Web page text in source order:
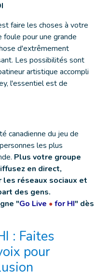
faire les choses à votre
pour une grande
d'extrêmement
Les possibilités sont
artistique accompli
l'essentiel est de
canadienne du jeu de
les plus
Plus votre groupe
en direct,
les réseaux sociaux et
des gens.
"Go Live ● for HI" dès
: Faites
pour